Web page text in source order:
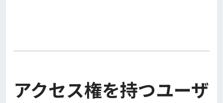
アクセス権を持つユーザ